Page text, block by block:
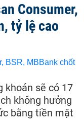
Consumer,
tỷ lệ cao
khoán sẽ có 17
không hưởng
bằng tiền mặt